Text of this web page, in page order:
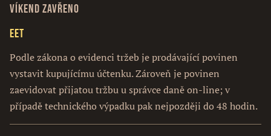
Víkend zavřeno
EET
Podle zákona o evidenci tržeb je prodávající povinen
vystavit kupujícímu účtenku. Zároveň je povinen
zaevidovat přijatou tržbu u správce daně on-line; v
případě technického výpadku pak nejpozději do 48 hodin.